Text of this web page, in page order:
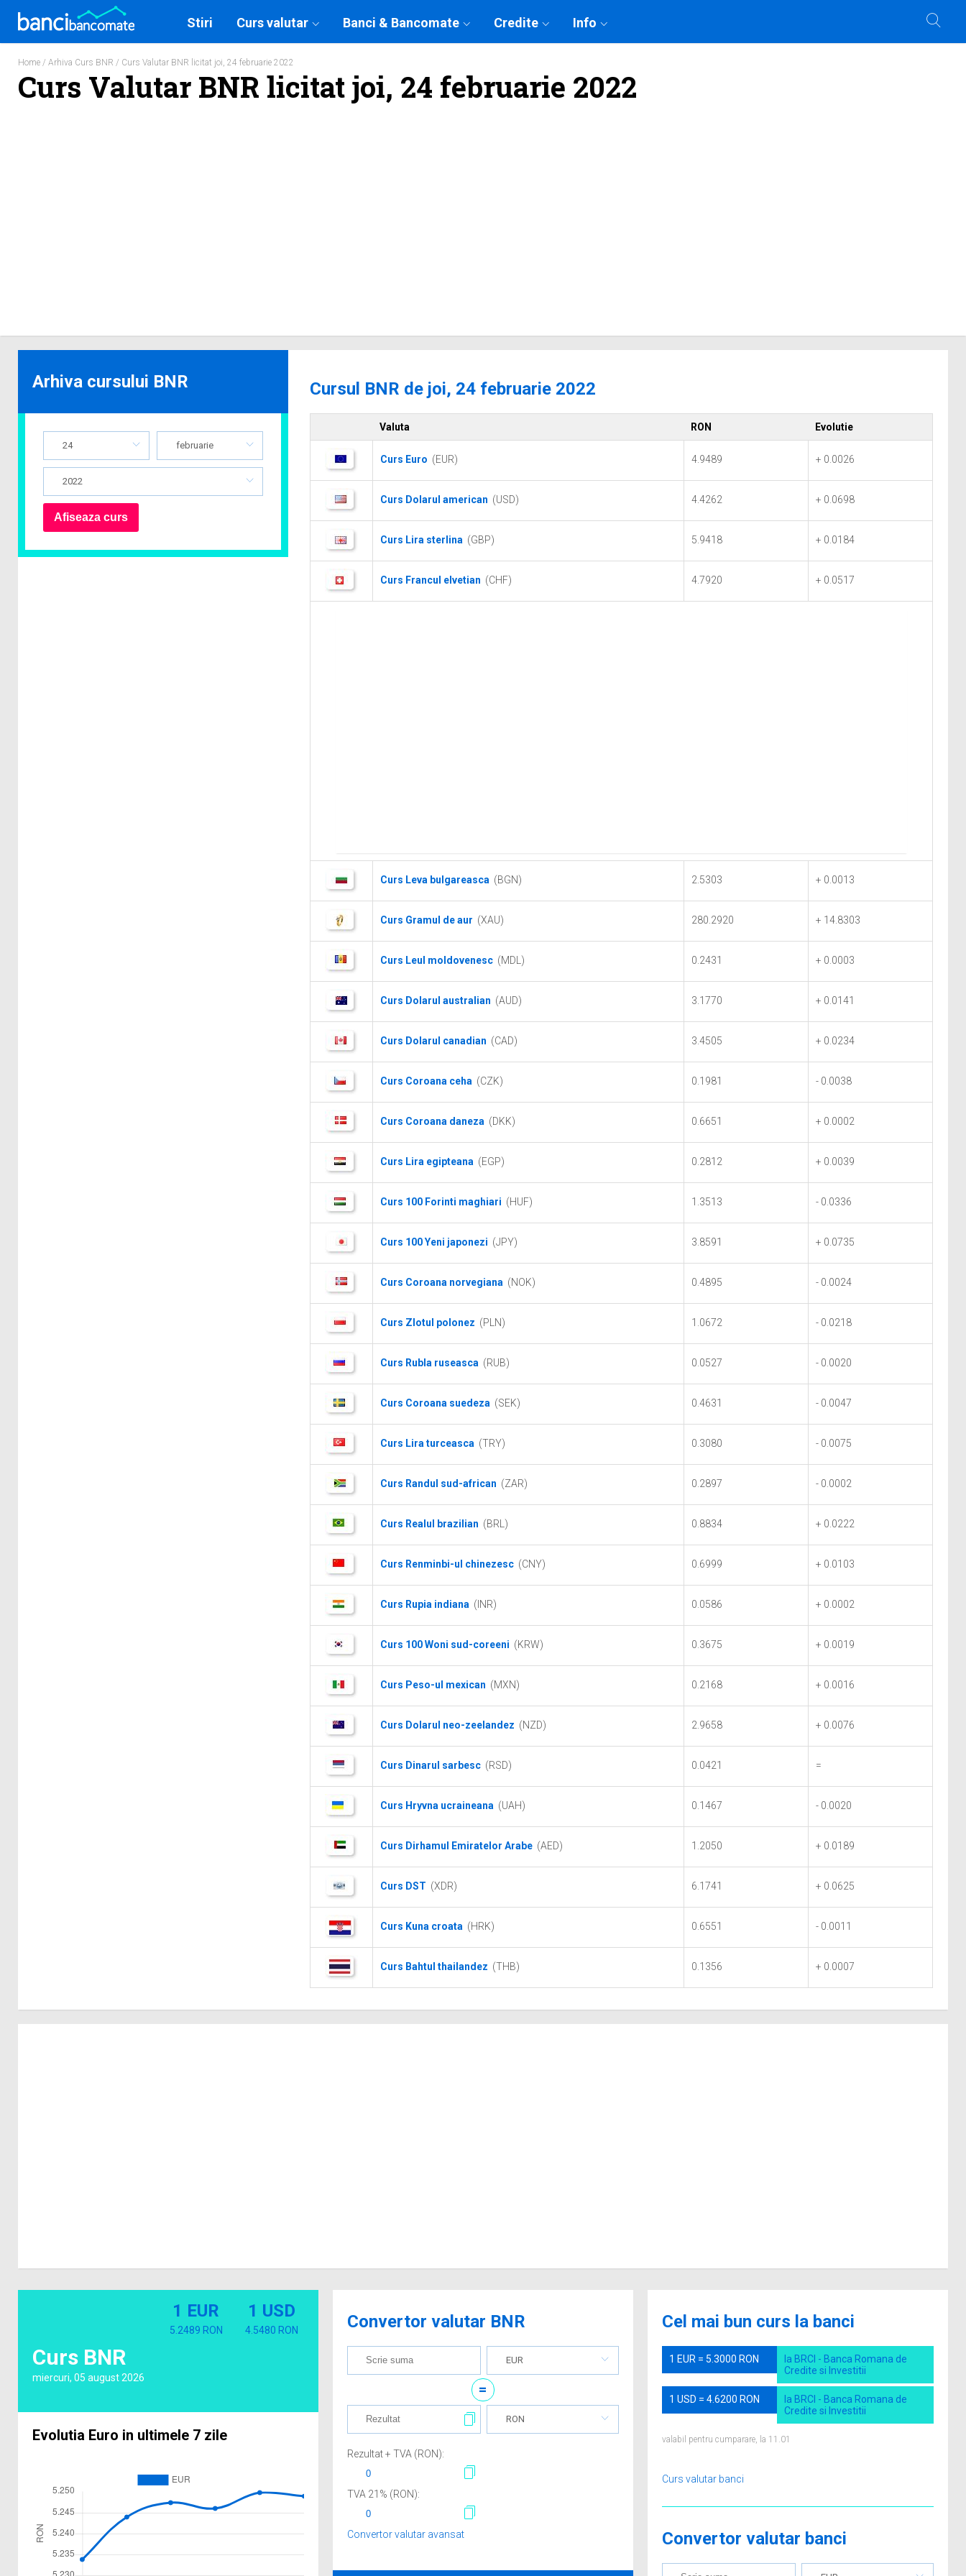
Stiri Curs valutar Banci & Bancomate Credite Info
Home / Arhiva Curs BNR / Curs Valutar BNR licitat joi, 24 februarie 2022
Curs Valutar BNR licitat joi, 24 februarie 2022
Cursul BNR de joi, 24 februarie 2022
Valuta RON Evolutie
Curs Euro (EUR) 4.9489 + 0.0026
Curs Dolarul american (USD) 4.4262 + 0.0698
Curs Lira sterlina (GBP) 5.9418 + 0.0184
Curs Francul elvetian (CHF) 4.7920 + 0.0517
Curs Leva bulgareasca (BGN) 2.5303 + 0.0013
Curs Gramul de aur (XAU) 280.2920 + 14.8303
Curs Leul moldovenesc (MDL) 0.2431 + 0.0003
Curs Dolarul australian (AUD) 3.1770 + 0.0141
Curs Dolarul canadian (CAD) 3.4505 + 0.0234
Curs Coroana ceha (CZK) 0.1981 - 0.0038
Curs Coroana daneza (DKK) 0.6651 + 0.0002
Curs Lira egipteana (EGP) 0.2812 + 0.0039
Curs 100 Forinti maghiari (HUF) 1.3513 - 0.0336
Curs 100 Yeni japonezi (JPY) 3.8591 + 0.0735
Curs Coroana norvegiana (NOK) 0.4895 - 0.0024
Curs Zlotul polonez (PLN) 1.0672 - 0.0218
Curs Rubla ruseasca (RUB) 0.0527 - 0.0020
Curs Coroana suedeza (SEK) 0.4631 - 0.0047
Curs Lira turceasca (TRY) 0.3080 - 0.0075
Curs Randul sud-african (ZAR) 0.2897 - 0.0002
Curs Realul brazilian (BRL) 0.8834 + 0.0222
Curs Renminbi-ul chinezesc (CNY) 0.6999 + 0.0103
Curs Rupia indiana (INR) 0.0586 + 0.0002
Curs 100 Woni sud-coreeni (KRW) 0.3675 + 0.0019
Curs Peso-ul mexican (MXN) 0.2168 + 0.0016
Curs Dolarul neo-zeelandez (NZD) 2.9658 + 0.0076
Curs Dinarul sarbesc (RSD) 0.0421 =
Curs Hryvna ucraineana (UAH) 0.1467 - 0.0020
Curs Dirhamul Emiratelor Arabe (AED) 1.2050 + 0.0189
Curs DST (XDR) 6.1741 + 0.0625
Curs Kuna croata (HRK) 0.6551 - 0.0011
Curs Bahtul thailandez (THB) 0.1356 + 0.0007
Arhiva cursului BNR
24 februarie
2022
Curs BNR
miercuri, 05 august 2026
1 EUR
5.2489 RON
1 USD
4.5480 RON
Evolutia Euro in ultimele 7 zile
Convertor valutar BNR
EUR
=
RON
Rezultat + TVA (RON):
TVA 21 % (RON):
Convertor valutar avansat
Cel mai bun curs la banci
1 EUR = 5.3000 RON
la BRCI - Banca Romana de
Credite si Investitii
1 USD = 4.6200 RON
la BRCI - Banca Romana de
Credite si Investitii
valabil pentru cumparare, la 11.01
Curs valutar banci
Convertor valutar banci